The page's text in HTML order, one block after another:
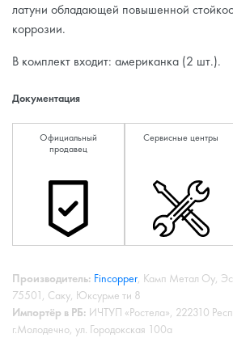
латуни обладающей повышенной
коррозии.
В комплект входит: американка (2 шт.).
Документация
Официальный
продавец
Сервисные центры
Производитель: Fincopper, Камп Метал Оу,
75501, Саку, Юксурме ти 8
Импортёр в РБ: ИЧТУП «Ростела», 222310
г.Молодечно, ул. Городокская 100а